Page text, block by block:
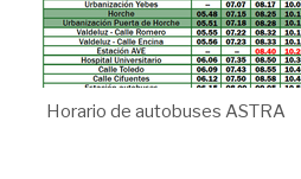
Horario de autobuses ASTRA